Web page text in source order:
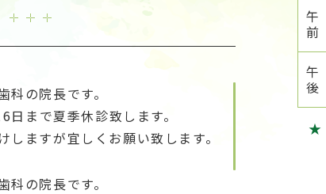
科の院長です。
日まで夏季休診致します。
しますが宜しくお願い致します。
科の院長です。
午
前
午
後
★